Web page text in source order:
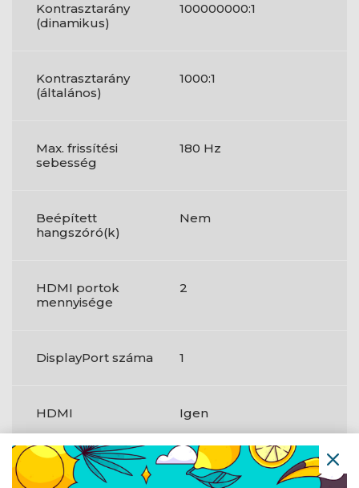
Kontrasztarány
(dinamikus)
100000000:1
Kontrasztarány
(általános)
1000:1
Max. frissítési
sebesség
180 Hz
Beépített
hangszóró(k)
Nem
HDMI portok
mennyisége
2
DisplayPort száma 1
HDMI Igen
HDMI-verzió 2.0